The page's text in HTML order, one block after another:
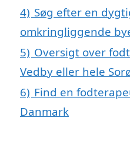
4) Søg efter en
omkringliggende
5) Oversigt over
Vedby eller hele
6) Find en
Danmark